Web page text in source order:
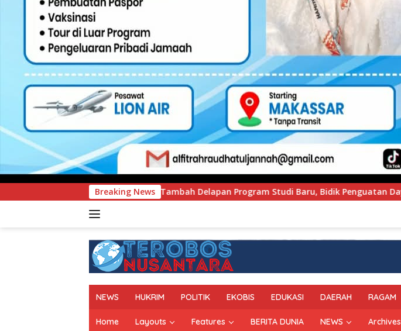
Breaking News
Tambah Delapan Program Studi Baru, Bidik Penguatan Daya Saing Perguruan Tinggi.
NEWS HUKRIM POLITIK EKOBIS EDUKASI DAERAH RAGAM
Home Layouts Features BERITA DUNIA NEWS Archives